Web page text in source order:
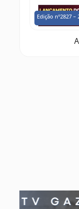
Edição nº2827 –